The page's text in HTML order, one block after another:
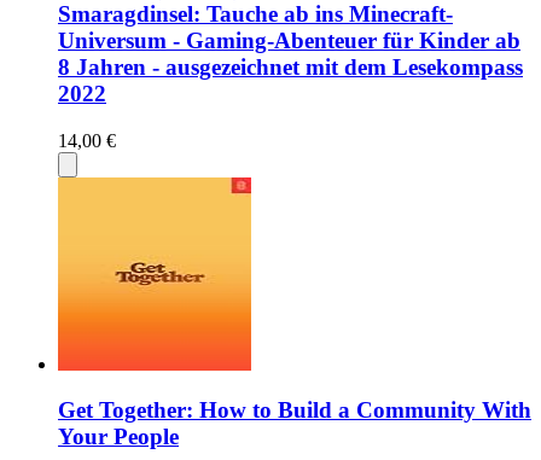
Smaragdinsel: Tauche ab ins Minecraft-
Universum - Gaming-Abenteuer für Kinder ab
8 Jahren - ausgezeichnet mit dem Lesekompass
2022
14,00 €
Get Together: How to Build a Community With
Your People